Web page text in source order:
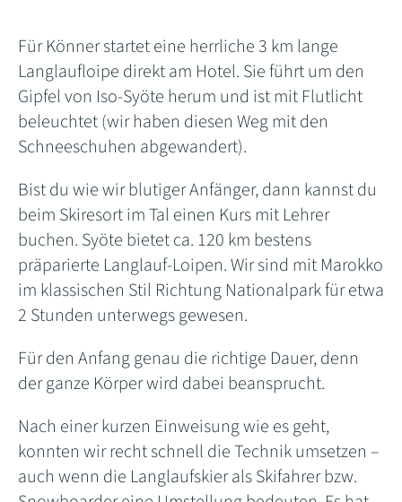
Für Könner startet eine herrliche 3 km lange
Langlaufloipe direkt am Hotel. Sie führt um den
Gipfel von Iso-Syöte herum und ist mit Flutlicht
beleuchtet (wir haben diesen Weg mit den
Schneeschuhen abgewandert).
Bist du wie wir blutiger Anfänger, dann kannst du
beim Skiresort im Tal einen Kurs mit Lehrer
buchen. Syöte bietet ca. 120 km bestens
präparierte Langlauf-Loipen. Wir sind mit Marokko
im klassischen Stil Richtung Nationalpark für etwa
2 Stunden unterwegs gewesen.
Für den Anfang genau die richtige Dauer, denn
der ganze Körper wird dabei beansprucht.
Nach einer kurzen Einweisung wie es geht,
konnten wir recht schnell die Technik umsetzen –
auch wenn die Langlaufskier als Skifahrer bzw.